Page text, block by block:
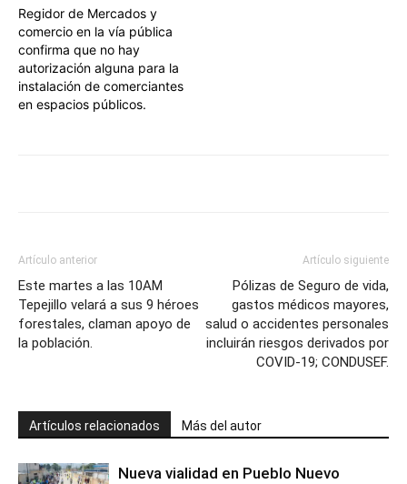
Regidor de Mercados y
comercio en la vía pública
confirma que no hay
autorización alguna para la
instalación de comerciantes
en espacios públicos.
Artículo anterior
Este martes a las 10AM
Tepejillo velará a sus 9 héroes
forestales, claman apoyo de
la población.
Artículo siguiente
Pólizas de Seguro de vida,
gastos médicos mayores,
salud o accidentes personales
incluirán riesgos derivados por
COVID-19; CONDUSEF.
Artículos relacionados Más del autor
Nueva vialidad en Pueblo Nuevo